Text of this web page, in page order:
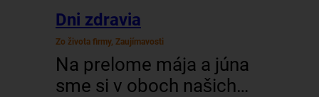
Dni zdravia
Zo života firmy, Zaujímavosti
Na prelome mája a júna
sme si v oboch našich